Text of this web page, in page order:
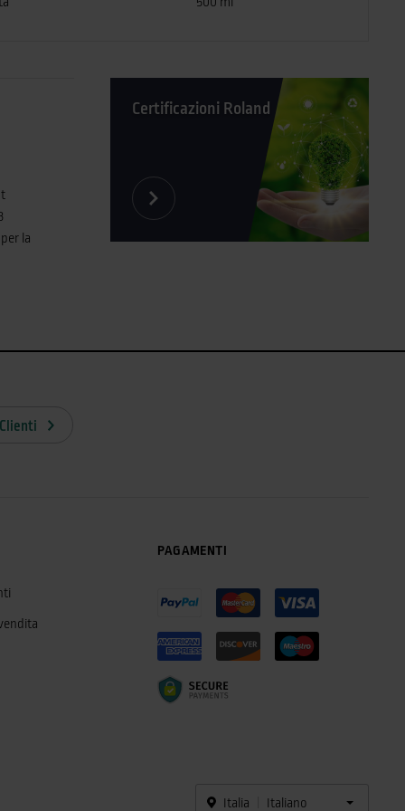
la
Certificazioni Roland
PAGAMENTI
Italia Italiano